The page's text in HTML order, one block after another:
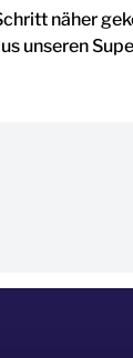
näher
unseren